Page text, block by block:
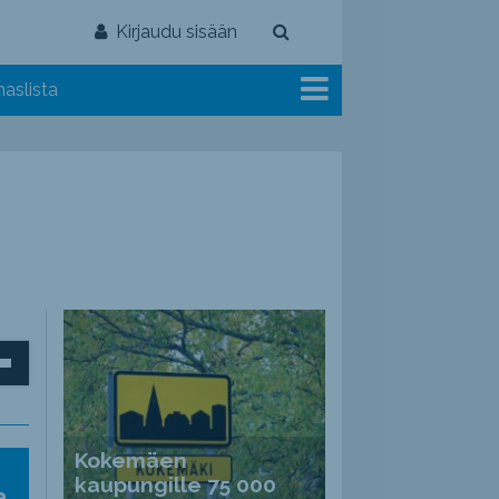
Kirjaudu sisään
Kokemäen
kaupungille 75 000